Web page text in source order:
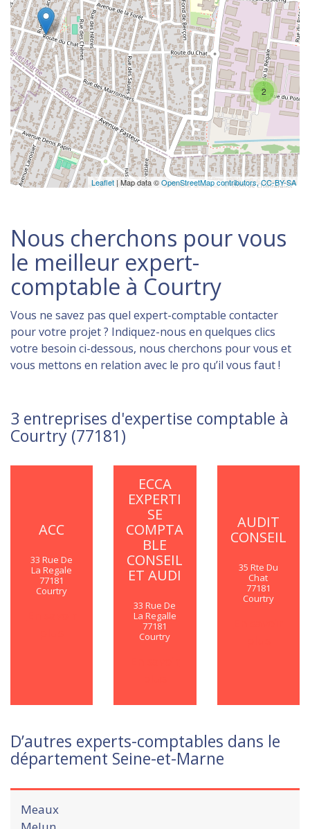
2
Leaflet | Map data ©OpenStreetMap contributors,CC-BY-SA
Nous cherchons pour vous
le meilleur expert-
comptable à Courtry
Vous ne savez pas quel expert-comptable contacter
pour votre projet ? Indiquez-nous en quelques clics
votre besoin ci-dessous, nous cherchons pour vous et
vous mettons en relation avec le pro qu’il vous faut !
3 entreprises d'expertise comptable à
Courtry (77181)
ACC
33 Rue De
La Regale
77181
Courtry
ECCA
EXPERTI
SE
COMPTA
BLE
CONSEIL
ET AUDI
33 Rue De
La Regalle
77181
Courtry
AUDIT
CONSEIL
35 Rte Du
Chat
77181
Courtry
D’autres experts-comptables dans le
département Seine-et-Marne
Meaux